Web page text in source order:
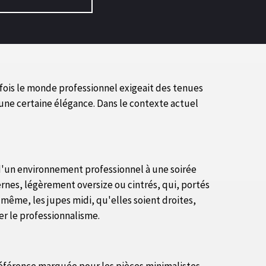
le monde professionnel exigeait des tenues
certaine élégance. Dans le contexte actuel
environnement professionnel à une soirée
légèrement oversize ou cintrés, qui, portés
les jupes midi, qu'elles soient droites,
le professionnalisme.